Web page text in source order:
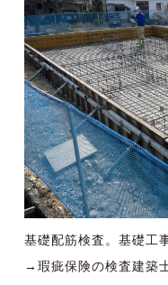
基礎配筋検査。基礎工
→瑕疵保険の検査建築